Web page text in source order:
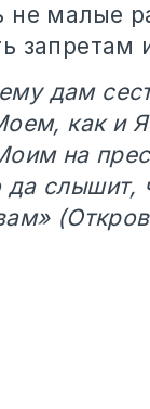
не малые
запретам
дам
как и
на
слышит,